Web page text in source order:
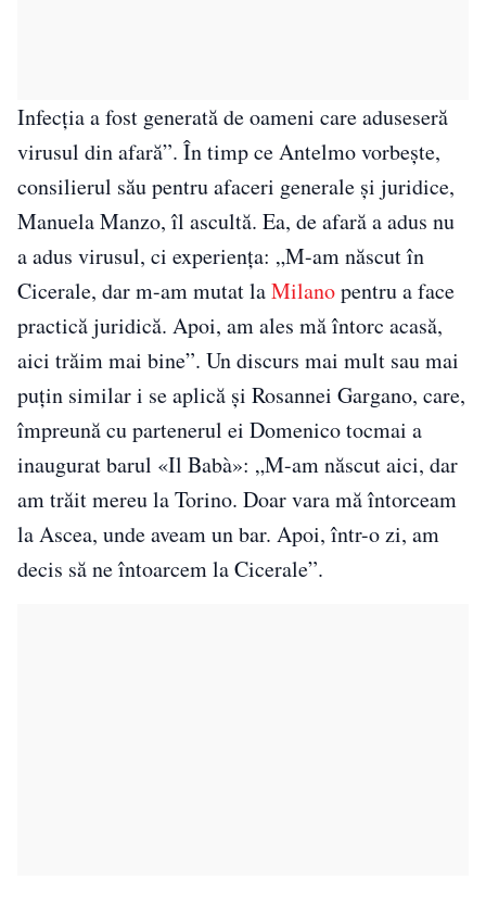
Infecția a fost generată de oameni care aduseseră
virusul din afară”. În timp ce Antelmo vorbește,
consilierul său pentru afaceri generale și juridice,
Manuela Manzo, îl ascultă. Ea, de afară a adus nu
a adus virusul, ci experiența: „M-am născut în
Cicerale, dar m-am mutat laMilanopentru a face
practică juridică. Apoi, am ales mă întorc acasă,
aici trăim mai bine”. Un discurs mai mult sau mai
puțin similar i se aplică și Rosannei Gargano, care,
împreună cu partenerul ei Domenico tocmai a
inaugurat barul «Il Babà»: „M-am născut aici, dar
am trăit mereu la Torino. Doar vara mă întorceam
la Ascea, unde aveam un bar. Apoi, într-o zi, am
decis să ne întoarcem la Cicerale”.